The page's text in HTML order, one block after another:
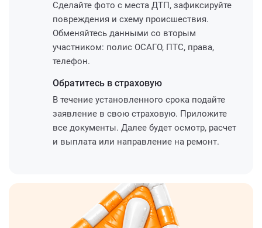
Сделайте фото с места ДТП, зафиксируйте
повреждения и схему происшествия.
Обменяйтесь данными со вторым
участником: полис ОСАГО, ПТС, права,
телефон.
Обратитесь в страховую
В течение установленного срока подайте
заявление в свою страховую. Приложите
все документы. Далее будет осмотр, расчет
и выплата или направление на ремонт.